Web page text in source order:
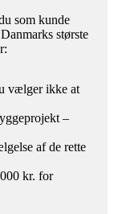
som kunde
største
vælger ikke at
–
af de rette
kr. for